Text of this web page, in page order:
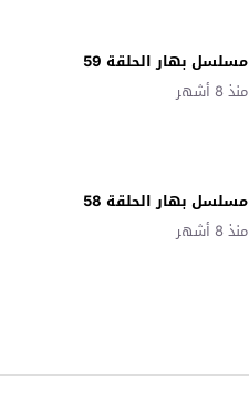
مسلسل بهار الحلقة 59
منذ 8 أشهر
مسلسل بهار الحلقة 58
منذ 8 أشهر